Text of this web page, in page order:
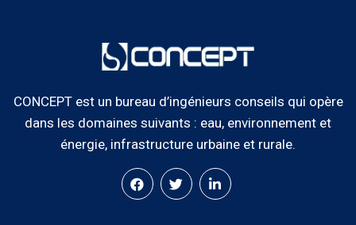
CONCEPT est un bureau d’ingénieurs conseils qui opère
dans les domaines suivants : eau, environnement et
énergie, infrastructure urbaine et rurale.